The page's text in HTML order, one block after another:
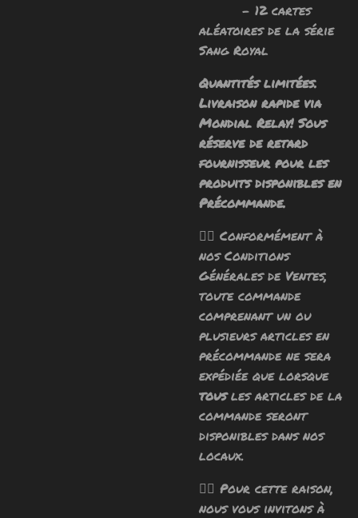
- 12 cartes
aléatoires de la série
Sang Royal
Quantités limitées.
Livraison rapide via
Mondial Relay! Sous
réserve de retard
fournisseur pour les
produits disponibles en
Précommande.
🧙‍♂️ Conformément à
nos Conditions
Générales de Ventes,
toute commande
comprenant un ou
plusieurs articles en
précommande ne sera
expédiée que lorsque
tousles articles de la
commande seront
disponibles dans nos
locaux.
🧙‍♂️ Pour cette raison,
nous vous invitons à